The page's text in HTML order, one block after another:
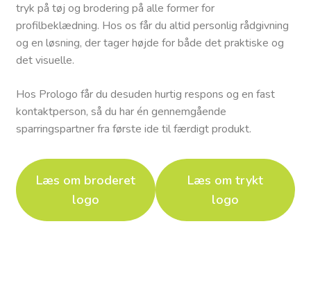
tryk på tøj og brodering på alle former for
profilbeklædning. Hos os får du altid personlig rådgivning
og en løsning, der tager højde for både det praktiske og
det visuelle.
Hos Prologo får du desuden hurtig respons og en fast
kontaktperson, så du har én gennemgående
sparringspartner fra første ide til færdigt produkt.
Læs om broderet
logo
Læs om trykt
logo